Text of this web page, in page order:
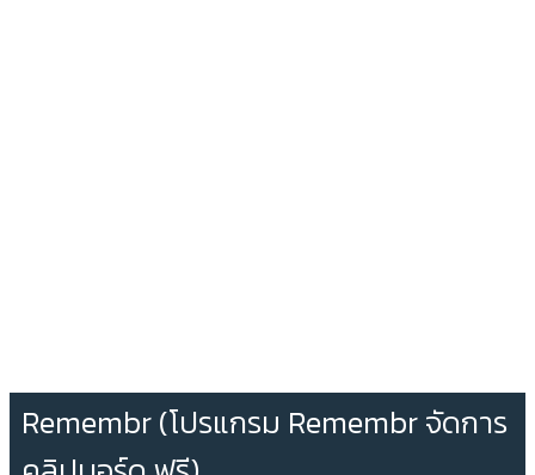
Remembr (โปรแกรม Remembr จัดการ